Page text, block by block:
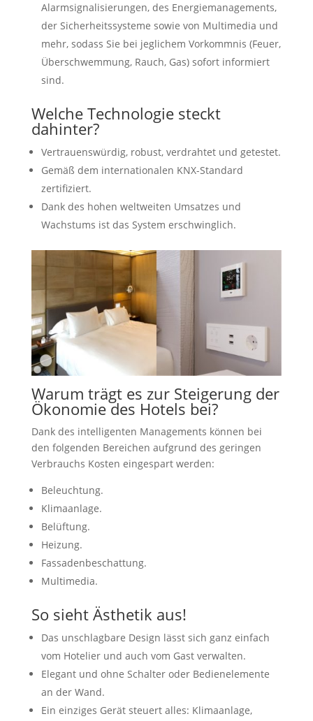
Alarmsignalisierungen, des Energiemanagements,
der Sicherheitssysteme sowie von Multimedia und
mehr, sodass Sie bei jeglichem Vorkommnis (Feuer,
Überschwemmung, Rauch, Gas) sofort informiert
sind.
Welche Technologie steckt
dahinter?
Vertrauenswürdig, robust, verdrahtet und getestet.
Gemäß dem internationalen KNX-Standard
zertifiziert.
Dank des hohen weltweiten Umsatzes und
Wachstums ist das System erschwinglich.
Warum trägt es zur Steigerung der
Ökonomie des Hotels bei?
Dank des intelligenten Managements können bei
den folgenden Bereichen aufgrund des geringen
Verbrauchs Kosten eingespart werden:
Beleuchtung.
Klimaanlage.
Belüftung.
Heizung.
Fassadenbeschattung.
Multimedia.
So sieht Ästhetik aus!
Das unschlagbare Design lässt sich ganz einfach
vom Hotelier und auch vom Gast verwalten.
Elegant und ohne Schalter oder Bedienelemente
an der Wand.
Ein einziges Gerät steuert alles: Klimaanlage,